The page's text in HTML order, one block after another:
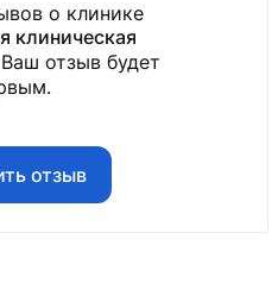
о клинике
клиническая
отзыв будет
отзыв